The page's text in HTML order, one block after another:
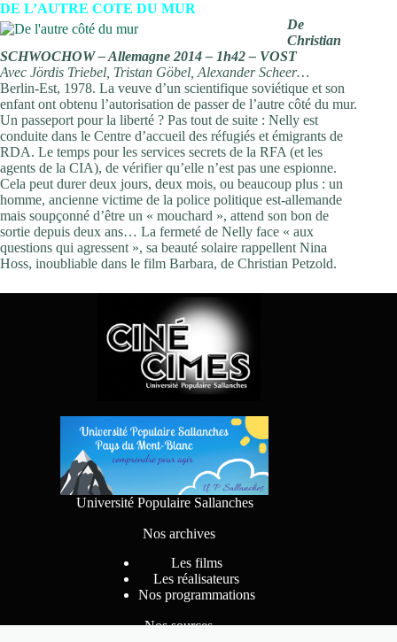
DE L’AUTRE COTE DU MUR
De
Christian
SCHWOCHOW – Allemagne 2014 – 1h42 – VOST
Avec Jördis Triebel, Tristan Göbel, Alexander Scheer…
Berlin-Est, 1978. La veuve d’un scientifique soviétique et son
enfant ont obtenu l’autorisation de passer de l’autre côté du mur.
Un passeport pour la liberté ? Pas tout de suite : Nelly est
conduite dans le Centre d’accueil des réfugiés et émigrants de
RDA. Le temps pour les services secrets de la RFA (et les
agents de la CIA), de vérifier qu’elle n’est pas une espionne.
Cela peut durer deux jours, deux mois, ou beaucoup plus : un
homme, ancienne victime de la police politique est-allemande
mais soupçonné d’être un « mouchard », attend son bon de
sortie depuis deux ans… La fermeté de Nelly face « aux
questions qui agressent », sa beauté solaire rappellent Nina
Hoss, inoubliable dans le film Barbara, de Christian Petzold.
Université Populaire Sallanches
Nos archives
Les films
Les réalisateurs
Nos programmations
Nos sources